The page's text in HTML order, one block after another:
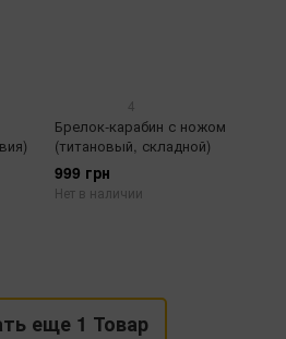
4
Брелок-карабин с ножом
(титановый, складной)
999 грн
Нет в наличии
еще 1 Товар